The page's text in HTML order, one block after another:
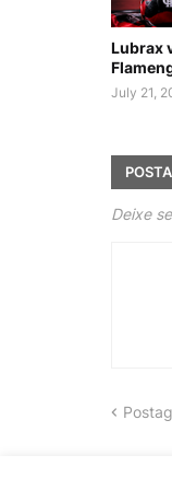
Lubrax
July 21,
Deixe